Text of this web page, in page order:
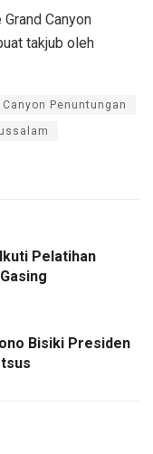
Canyon
takjub oleh
Canyon Penuntungan
Pelatihan
Bisiki Presiden